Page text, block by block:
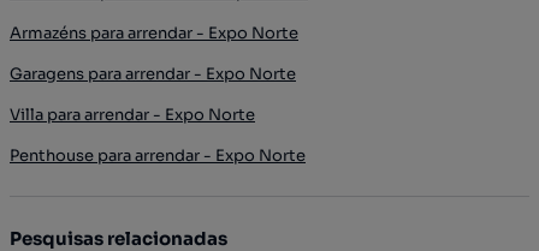
Armazéns para arrendar - Expo Norte
Garagens para arrendar - Expo Norte
Villa para arrendar - Expo Norte
Penthouse para arrendar - Expo Norte
Pesquisas relacionadas